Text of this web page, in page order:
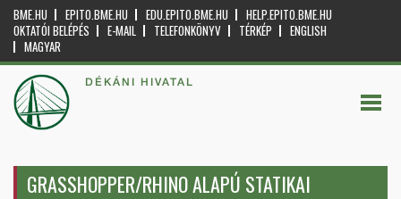
BME.HU EPITO.BME.HU EDU.EPITO.BME.HU
HELP.EPITO.BME.HU
OKTATÓI BELÉPÉS
E-MAIL TELEFONKÖNYV TÉRKÉP
ENGLISH
MAGYAR
DÉKÁNI HIVATAL
GRASSHOPPER/RHINO ALAPÚ STATIKAI